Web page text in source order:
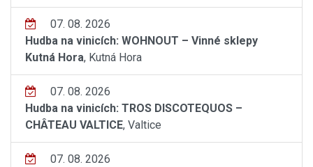
07. 08. 2026
Hudba na vinicích: WOHNOUT – Vinné sklepy
Kutná Hora, Kutná Hora
07. 08. 2026
Hudba na vinicích: TROS DISCOTEQUOS –
CHÂTEAU VALTICE, Valtice
07. 08. 2026